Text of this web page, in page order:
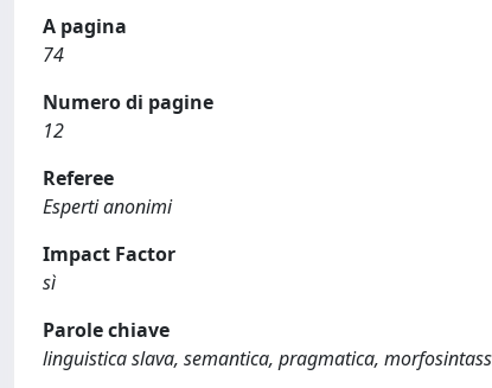
A pagina
74
Numero di pagine
12
Referee
Esperti anonimi
Impact Factor
sì
Parole chiave
linguistica slava, semantica, pragmatica,